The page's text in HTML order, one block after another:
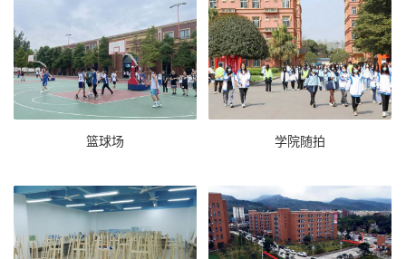
篮球场 学院随拍